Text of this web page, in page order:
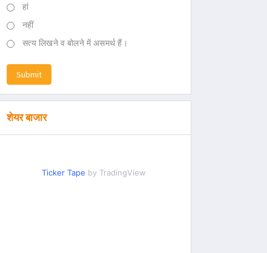
हां
नहीं
सत्य लिखने व बोलने में असमर्थ हैं।
Submit
शेयर बाजार
Ticker Tape by TradingView